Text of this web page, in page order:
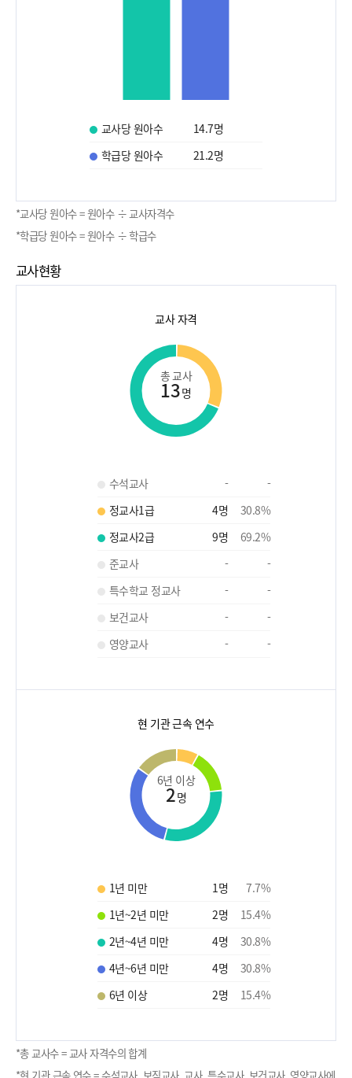
교사당 원아수 14.7명
학급당 원아수
21.2명
*교사당 원아수 = 원아수 ÷ 교사자격수
*학급당 원아수 = 원아수 ÷ 학급수
교사현황
교사 자격
총 교사
13명
수석교사 -
-
정교사1급
4명 30.8%
정교사2급
9명 69.2%
준교사
-
-
특수학교 정교사
-
-
보건교사
-
-
영양교사
- -
현 기관 근속 연수
6년 이상
2명
1년 미만 1명 7.7%
1년~2년 미만
2명 15.4%
2년~4년 미만
4명 30.8%
4년~6년 미만
4명 30.8%
6년 이상
2명 15.4%
*총 교사수 = 교사 자격수의 합계
*현 기관 근속 연수 = 수석교사, 보직교사, 교사, 특수교사, 보건교사, 영양교사에